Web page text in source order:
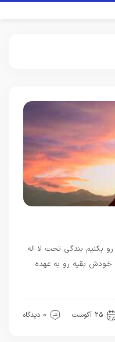
بکنیم بندگی تحت لا اله
خودش بقیه رو به عهده
25 آگوست 0 دیدگاه